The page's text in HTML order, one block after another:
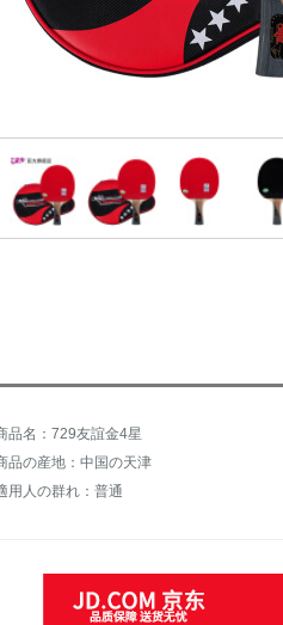
品名：729友誼金4星
品の産地：中国の天津
用人の群れ：普通